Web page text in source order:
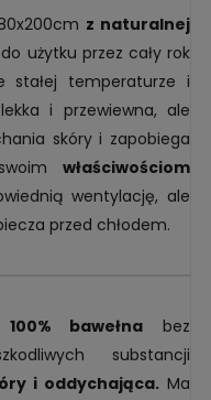
z naturalnej
użytku przez cały rok
stałej temperaturze i
i przewiewna, ale
skóry i zapobiega
właściwościom
wentylację, ale
przed chłodem.
100% bawełna bez
substancji
i oddychająca. Ma